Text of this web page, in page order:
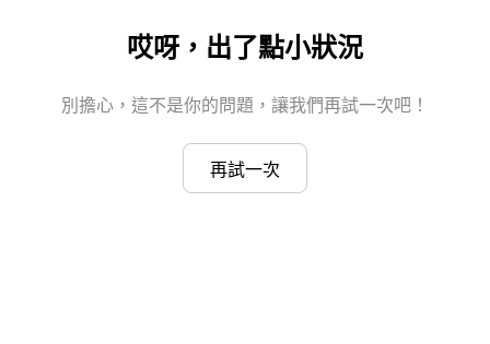
哎呀，出了點小狀況
別擔心，這不是你的問題，讓我們再試一次吧！
再試一次